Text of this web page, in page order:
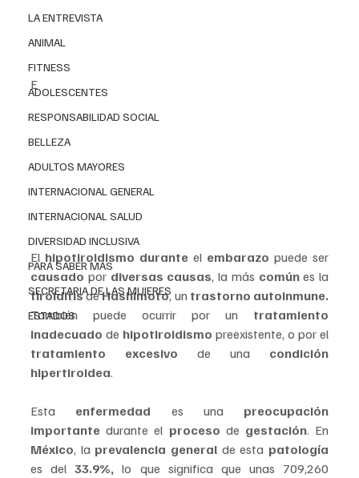
LA ENTREVISTA
ANIMAL
FITNESS
ADOLESCENTES
RESPONSABILIDAD SOCIAL
BELLEZA
ADULTOS MAYORES
INTERNACIONAL GENERAL
INTERNACIONAL SALUD
DIVERSIDAD INCLUSIVA
PARA SABER MAS
SECRETARIA DE LAS MUJERES
ESTADOS
E
hormona tiroidea
necesidades
diagnóstico puede ser
con los del embarazo
estreñimiento, intolerancia
El hipotiroidismo durante el embarazo
causado por diversas causas, la más común
tiroiditis de Hashimoto, un trastorno autoinmune.
También puede ocurrir por un tratamiento
inadecuado de hipotiroidismo
tratamiento excesivo de una condición
hipertiroidea.
Esta enfermedad es una preocupación
importante durante el proceso de gestación
México, la prevalencia general de esta
es del 33.9%, lo que significa que unas 709,260